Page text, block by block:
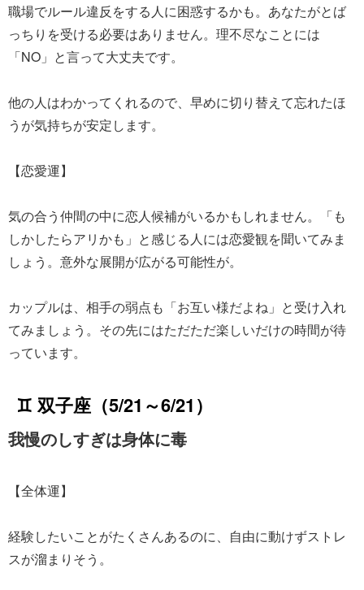
職場でルール違反をする人に困惑するかも。あなたがとば
っちりを受ける必要はありません。理不尽なことには
「NO」と言って大丈夫です。
他の人はわかってくれるので、早めに切り替えて忘れたほ
うが気持ちが安定します。
【恋愛運】
気の合う仲間の中に恋人候補がいるかもしれません。「も
しかしたらアリかも」と感じる人には恋愛観を聞いてみま
しょう。意外な展開が広がる可能性が。
カップルは、相手の弱点も「お互い様だよね」と受け入れ
てみましょう。その先にはただただ楽しいだけの時間が待
っています。
♊ 双子座（5/21～6/21）
我慢のしすぎは身体に毒
【全体運】
経験したいことがたくさんあるのに、自由に動けずストレ
スが溜まりそう。